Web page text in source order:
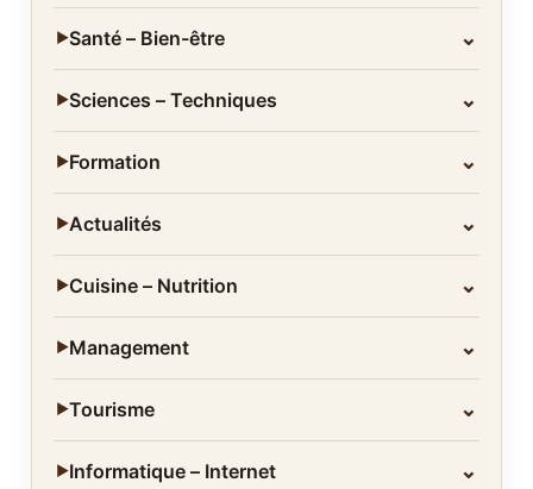
▶Santé – Bien-être ⌄
▶Sciences – Techniques ⌄
▶Formation ⌄
▶Actualités ⌄
▶Cuisine – Nutrition ⌄
▶Management ⌄
▶Tourisme ⌄
▶Informatique – Internet ⌄